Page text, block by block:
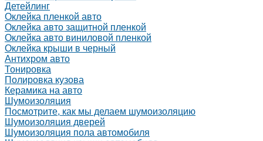
Детейлинг
Оклейка пленкой авто
Оклейка авто защитной пленкой
Оклейка авто виниловой пленкой
Оклейка крыши в черный
Антихром авто
Тонировка
Полировка кузова
Керамика на авто
Шумоизоляция
Посмотрите, как мы делаем шумоизоляцию
Шумоизоляция дверей
Шумоизоляция пола автомобиля